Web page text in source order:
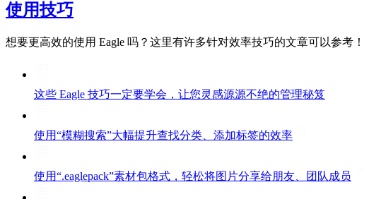
使用技巧
想要更高效的使用 Eagle 吗？这里有许多针对效率技巧的文章可以参考！
这些 Eagle 技巧一定要学会，让您灵感源源不绝的管理秘笈
使用“模糊搜索”大幅提升查找分类、添加标签的效率
使用“.eaglepack”素材包格式，轻松将图片分享给朋友、团队成员